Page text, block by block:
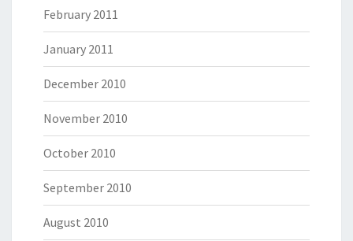
February 2011
January 2011
December 2010
November 2010
October 2010
September 2010
August 2010